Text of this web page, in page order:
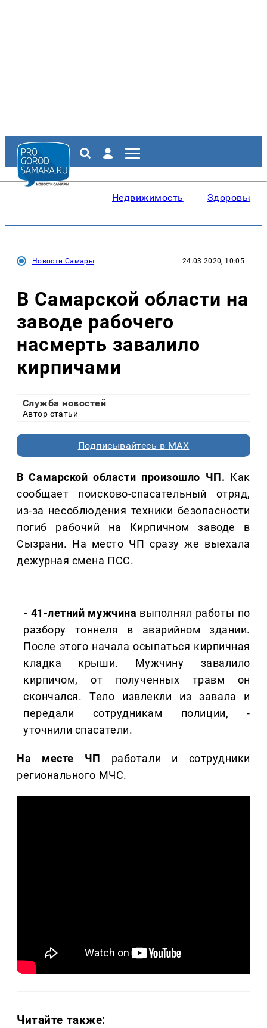
Недвижимость Здоровье
Новости Самары 24.03.2020, 10:05
В Самарской области на
заводе рабочего
насмерть завалило
кирпичами
Служба новостей
Автор статьи
Подписывайтесь в MAX
В Самарской области произошло ЧП. Как
сообщает поисково-спасательный отряд,
из-за несоблюдения техники безопасности
погиб рабочий на Кирпичном заводе в
Сызрани. На место ЧП сразу же выехала
дежурная смена ПСС.
- 41-летний мужчина выполнял работы по
разбору тоннеля в аварийном здании.
После этого начала осыпаться кирпичная
кладка крыши. Мужчину завалило
кирпичом, от полученных травм он
скончался. Тело извлекли из завала и
передали сотрудникам полиции, -
уточнили спасатели.
На месте ЧП работали и сотрудники
регионального МЧС.
Читайте также: